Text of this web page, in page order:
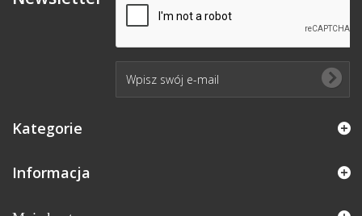
Kategorie
Informacja